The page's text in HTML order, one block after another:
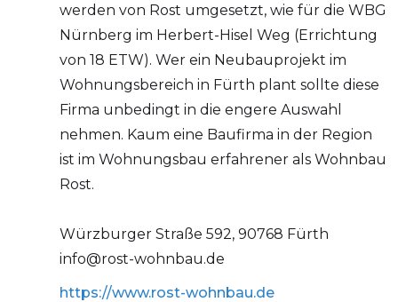
werden von Rost umgesetzt, wie für die WBG
Nürnberg im Herbert-Hisel Weg (Errichtung
von 18 ETW). Wer ein Neubauprojekt im
Wohnungsbereich in Fürth plant sollte diese
Firma unbedingt in die engere Auswahl
nehmen. Kaum eine Baufirma in der Region
ist im Wohnungsbau erfahrener als Wohnbau
Rost.
Würzburger Straße 592, 90768 Fürth
info@rost-wohnbau.de
https://www.rost-wohnbau.de